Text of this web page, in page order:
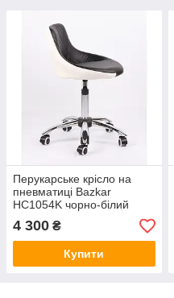
Перукарське крісло на
пневматиці Bazkar
HC1054K чорно-білий
4 300 ₴
Купити